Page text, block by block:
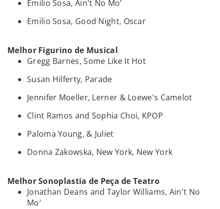
Emilio Sosa, Ain't No Mo'
Emilio Sosa, Good Night, Oscar
Melhor Figurino de Musical
Gregg Barnes, Some Like It Hot
Susan Hilferty, Parade
Jennifer Moeller, Lerner & Loewe's Camelot
Clint Ramos and Sophia Choi, KPOP
Paloma Young, & Juliet
Donna Zakowska, New York, New York
Melhor Sonoplastia de Peça de Teatro
Jonathan Deans and Taylor Williams, Ain't No
Mo'